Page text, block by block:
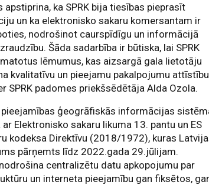
apstiprina, ka SPRK bija tiesības pieprasīt
un ka elektronisko sakaru komersantam ir
nodrošinot caurspīdīgu un informācijā
Šāda sadarbība ir būtiska, lai SPRK
lēmumus, kas aizsargā gala lietotāju
kvalitatīvu un pieejamu pakalpojumu attīstību
SPRK padomes priekšsēdētāja Alda Ozola.
pieejamības ģeogrāfiskās informācijas
Elektronisko sakaru likuma 13. pantu un ES
kodeksa Direktīvu (2018/1972), kuras
pārņemts līdz 2022.gada 29.jūlijam.
centralizētu datu apkopojumu par
un interneta pieejamību gan fiksētos,